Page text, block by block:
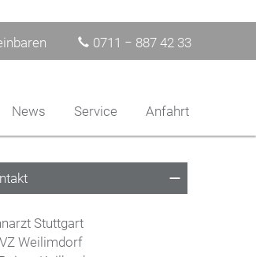
0711 − 887 42 33
News Service Anfahrt
Stuttgart
Weilimdorf